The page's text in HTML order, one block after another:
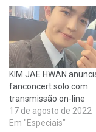
KIM JAE HWAN
fanconcert solo com
transmissão on-line
17 de agosto de 2022
Em "Especiais"